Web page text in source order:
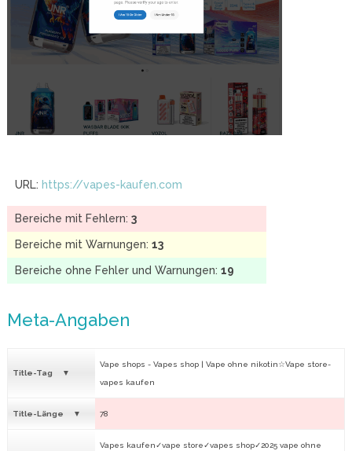
URL: https://vapes-kaufen.com
Bereiche mit Fehlern: 3
Bereiche mit Warnungen: 13
Bereiche ohne Fehler und Warnungen: 19
Meta-Angaben
Title-Tag
Vape shops - Vapes shop | Vape ohne nikotin​☆Vape store​-
vapes kaufen​
Title-Länge 78
Vapes kaufen✓vape store✓vapes shop✓2025 vape ohne